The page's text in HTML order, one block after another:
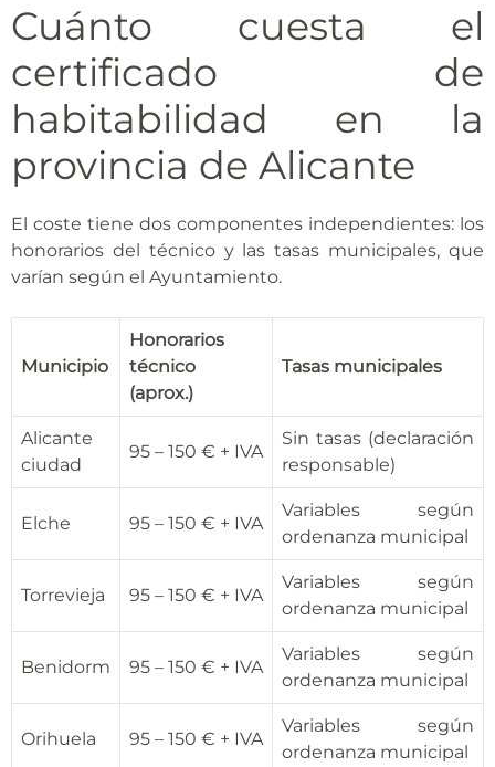
Cuánto cuesta el
certificado de
habitabilidad en la
provincia de Alicante
El coste tiene dos componentes independientes: los
honorarios del técnico y las tasas municipales, que
varían según el Ayuntamiento.
Municipio
Honorarios
técnico
(aprox.)
Tasas municipales
Alicante
ciudad
95 – 150 € + IVA
Sin tasas (declaración
responsable)
Elche 95 – 150 € + IVA
Variables según
ordenanza municipal
Torrevieja 95 – 150 € + IVA
Variables según
ordenanza municipal
Benidorm 95 – 150 € + IVA
Variables según
ordenanza municipal
Orihuela 95 – 150 € + IVA
Variables según
ordenanza municipal